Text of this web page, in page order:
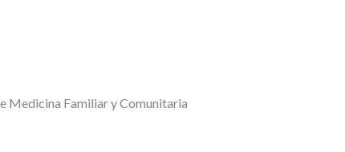
Medicina Familiar y Comunitaria